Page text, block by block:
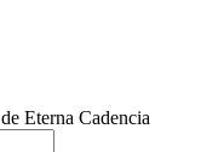
de Eterna Cadencia